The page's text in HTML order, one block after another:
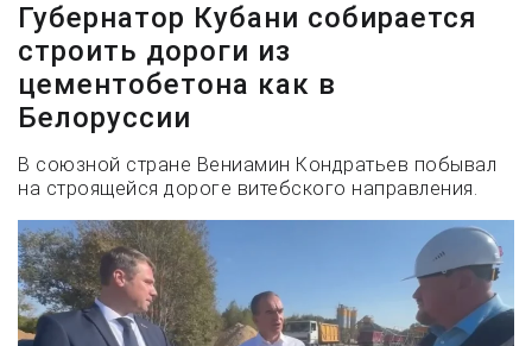
Губернатор Кубани собирается
строить дороги из
цементобетона как в
Белоруссии
В союзной стране Вениамин Кондратьев побывал
на строящейся дороге витебского направления.